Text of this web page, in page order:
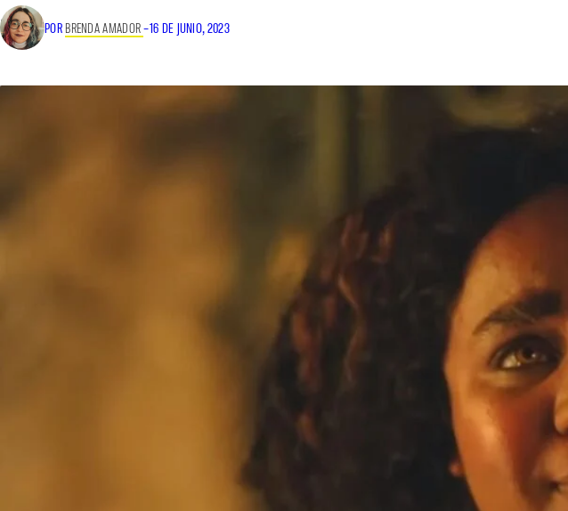
POR BRENDA AMADOR–16 DE JUNIO, 2023